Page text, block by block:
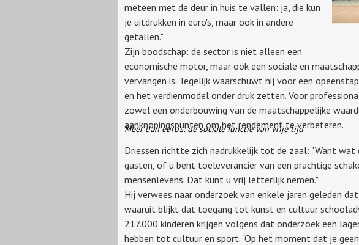
meteen met de deur in huis te vallen: ja, die kun
je uitdrukken in euro's, maar ook in andere
getallen."
Zijn boodschap: de sector is niet alleen een
economische motor, maar ook een sociale en
vervangen is. Tegelijk waarschuwt hij voor een
en het verdienmodel onder druk zetten. Voor
zowel een onderbouwing van de maatschappelijke
aanknopingspunten om het rendement te verbeteren.
Meer dan euro's: de sociale functie van vrije tijd
Driessen richtte zich nadrukkelijk tot de zaal: "Want
gasten, of u bent toeleverancier van een prachtige
mensenlevens. Dat kunt u vrij letterlijk nemen."
Hij verwees naar onderzoek van enkele jaren geleden
waaruit blijkt dat toegang tot kunst en cultuur
217.000 kinderen krijgen volgens dat onderzoek een
hebben tot cultuur en sport. "Op het moment dat je